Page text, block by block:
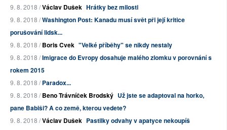
9. 8. 2018 /Václav Dušek Hrátky bez milosti
9. 8. 2018 /Washington Post: Kanadu musí svět při její kritice
porušování lidsk...
9. 8. 2018 /Boris Cvek "Velké příběhy" se nikdy nestaly
9. 8. 2018 /Imigrace do Evropy dosahuje malého zlomku v porovnání s
rokem 2015
9. 8. 2018 /Paradox...
9. 8. 2018 /Beno Trávníček Brodský Už jste se adaptoval na horko,
pane Babiši? A co země, kterou vedete?
9. 8. 2018 /Václav Dušek Pastilky odvahy v apatyce nekoupíš